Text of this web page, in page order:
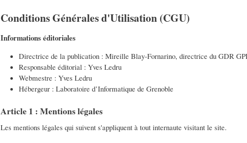
Conditions Générales d'Utilisation (CGU)
Informations éditoriales
Directrice de la publication : Mireille Blay-Fornarino, directrice du GDR
Responsable éditorial : Yves Ledru
Webmestre : Yves Ledru
Hébergeur : Laboratoire d’Informatique de Grenoble
Article 1 : Mentions légales
Les mentions légales qui suivent s'appliquent à tout internaute visitant le site.